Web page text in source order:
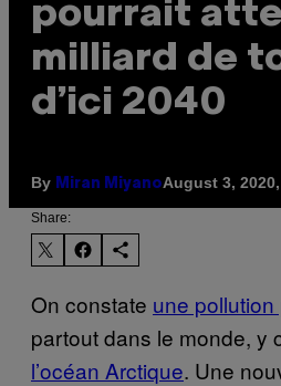
pourrait
milliard de
d’ici 2040
By Miran MiyanoAugust 3,
Share:
On constate une
partout dans le monde, y
l’océan Arctique. Une